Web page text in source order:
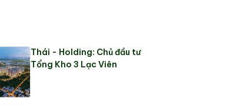
Thái - Holding: Chủ đầu tư
Tổng Kho 3 Lạc Viên